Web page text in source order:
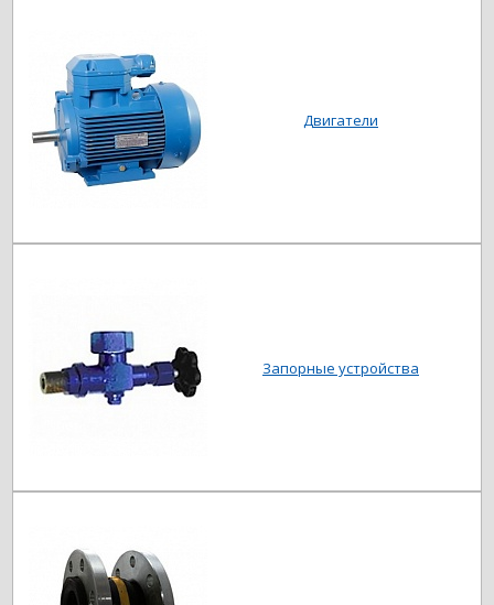
Двигатели
Запорные устройства